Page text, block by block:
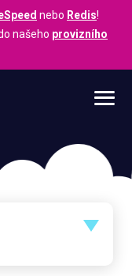
nebo Redis!
našeho provizního